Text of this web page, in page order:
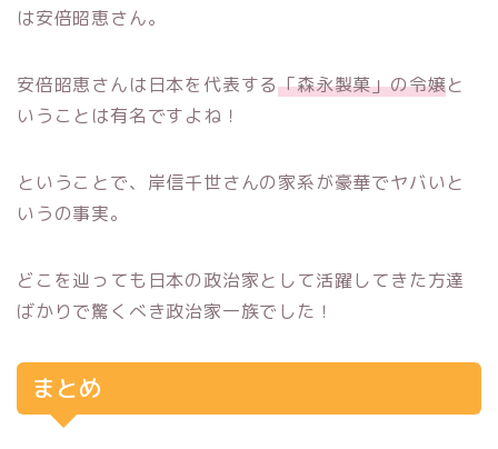
は安倍昭恵さん。
安倍昭恵さんは日本を代表する「森永製菓」の令嬢と
いうことは有名ですよね！
ということで、岸信千世さんの家系が豪華でヤバいと
いうの事実。
どこを辿っても日本の政治家として活躍してきた方達
ばかりで驚くべき政治家一族でした！
まとめ